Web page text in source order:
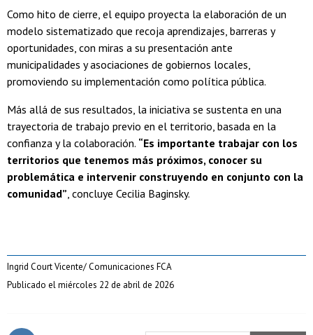
Como hito de cierre, el equipo proyecta la elaboración de un
modelo sistematizado que recoja aprendizajes, barreras y
oportunidades, con miras a su presentación ante
municipalidades y asociaciones de gobiernos locales,
promoviendo su implementación como política pública.
Más allá de sus resultados, la iniciativa se sustenta en una
trayectoria de trabajo previo en el territorio, basada en la
confianza y la colaboración. “Es importante trabajar con los
territorios que tenemos más próximos, conocer su
problemática e intervenir construyendo en conjunto con la
comunidad”, concluye Cecilia Baginsky.
Ingrid Court Vicente/ Comunicaciones FCA
Publicado el miércoles 22 de abril de 2026